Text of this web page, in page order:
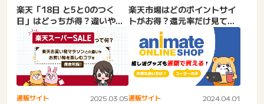
楽天「18日 と5と0のつく
日」はどっちが得？違いやお
得な日を徹底比較！
楽天市場はどのポイントサイ
トがお得？還元率だけ見てい
ると損かも！
通販サイト 2025.03.05通販サイト 2024.04.01